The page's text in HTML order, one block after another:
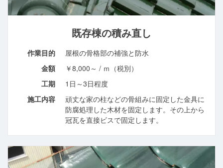
既存棟の積み直し
作業目的
屋根の骨格部の補強と防水
金額
￥8,000～ / ｍ（税別）
工期
1日～3日程度
施工内容
頑丈な家の柱などの骨組みに固定した金具に
防腐処理した木材を固定します。その上から
冠瓦を直接ビスで固定します。